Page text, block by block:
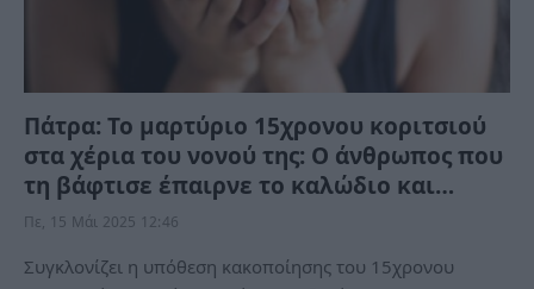
Πάτρα: Το μαρτύριο 15χρονου κοριτσιού
στα χέρια του νονού της: Ο άνθρωπος που
τη βάφτισε έπαιρνε το καλώδιο και…
Πε, 15 Μάι 2025 12:46
Συγκλονίζει η υπόθεση κακοποίησης του 15χρονου